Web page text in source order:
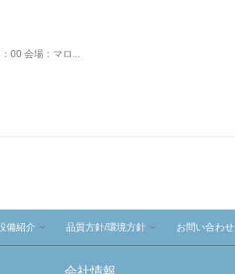
00 会場：マロ...
備紹介 品質方針/環境方針 お問い合わせ
会社情報